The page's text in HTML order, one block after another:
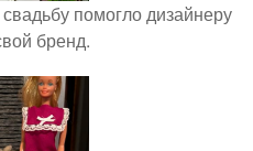
помогло дизайнеру
бренд.